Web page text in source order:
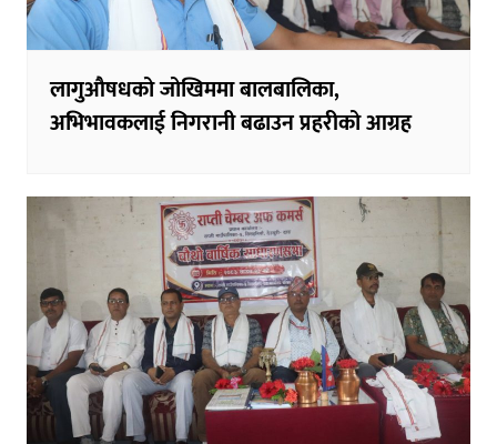
लागुऔषधको जोखिममा बालबालिका,
अभिभावकलाई निगरानी बढाउन प्रहरीको आग्रह